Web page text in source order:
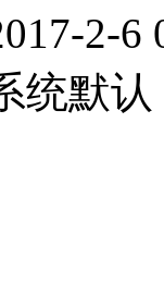
2-6
统默认